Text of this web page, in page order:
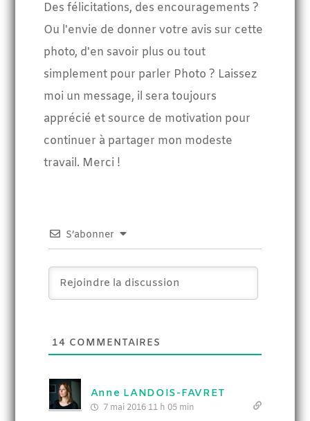
Des félicitations, des encouragements ?
Ou l'envie de donner votre avis sur cette
photo, d'en savoir plus ou tout
simplement pour parler Photo ? Laissez
moi un message, il sera toujours
apprécié et source de motivation pour
continuer à partager mon modeste
travail. Merci !
S’abonner
14 COMMENTAIRES
Anne LANDOIS-FAVRET
7 mai 2016 11 h 05 min